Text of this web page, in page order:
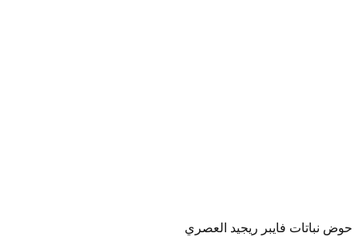
حوض نباتات فايبر ريجيد العصري